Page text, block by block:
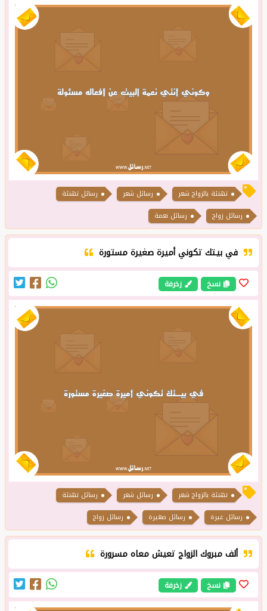
تهنئة بالزواج شعر رسائل شعر
رسائل تهنئة
رسائل زواج
رسائل نعمة
في بيـتك تكوني أميرة صغيرة مستورة
نسخ زخرفة
تهنئة بالزواج شعر رسائل شعر
رسائل تهنئة
رسائل غيرة
رسائل صغيرة رسائل زواج
ألف مبروك الزواج تعيش معاه مسرورة
نسخ زخرفة